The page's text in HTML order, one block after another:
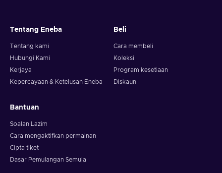
Tentang Eneba
Tentang kami
Hubungi Kami
Kerjaya
Kepercayaan & Ketelusan Eneba
Beli
Cara membeli
Koleksi
Program kesetiaan
Diskaun
Bantuan
Soalan Lazim
Cara mengaktifkan permainan
Cipta tiket
Dasar Pemulangan Semula